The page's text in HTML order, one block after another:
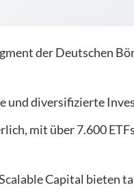
der Deutschen
und diversifizierte
mit über 7.600
Capital bieten